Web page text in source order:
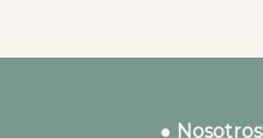
● Nosotros